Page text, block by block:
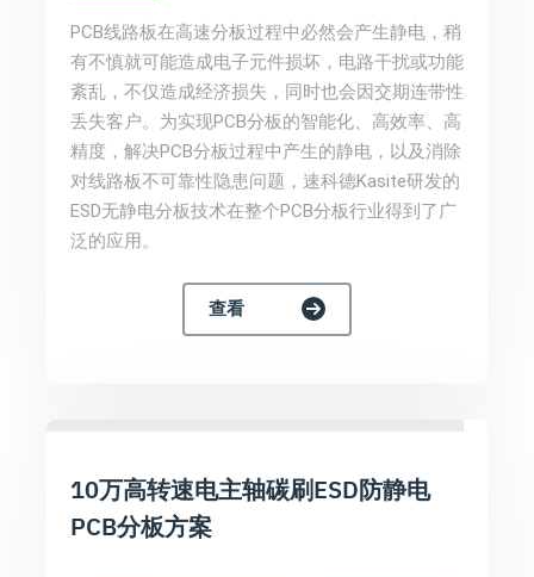
PCB线路板在高速分板过程中必然会产生静电，稍
有不慎就可能造成电子元件损坏，电路干扰或功能
紊乱，不仅造成经济损失，同时也会因交期连带性
丢失客户。为实现PCB分板的智能化、高效率、高
精度，解决PCB分板过程中产生的静电，以及消除
对线路板不可靠性隐患问题，速科德Kasite研发的
ESD无静电分板技术在整个PCB分板行业得到了广
泛的应用。
查看
10万高转速电主轴碳刷ESD防静电
PCB分板方案